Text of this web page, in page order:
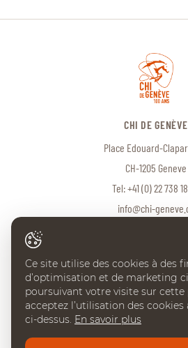
CHI DE GENÈVE
Place Edouard-
CH-1205 Geneve
Tel:+41 (0) 22 738
info@chi-
© 2026 CHI de Genève. Tous
Created with♥byArtionet·
Ce site utilise des cookies à des
d’optimisation et de marketing
poursuivant votre visite sur cette
acceptez l’utilisation des cookies
ci-dessus. En savoir plus